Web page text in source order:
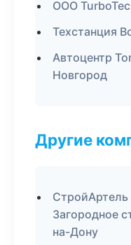
ООО
Техстанция
Автоцентр
Новгород
Другие
Загородное
на-Дону